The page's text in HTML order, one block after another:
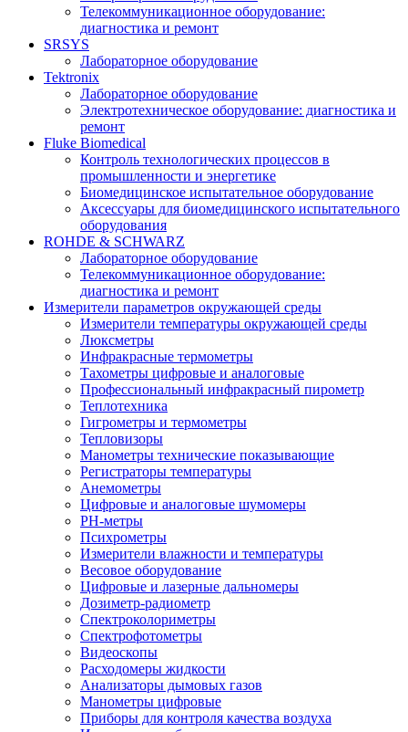
Телекоммуникационное оборудование:
диагностика и ремонт
SRSYS
Лабораторное оборудование
Tektronix
Лабораторное оборудование
Электротехническое оборудование: диагностика и
ремонт
Fluke Biomedical
Контроль технологических процессов в
промышленности и энергетике
Биомедицинское испытательное оборудование
Аксессуары для биомедицинского испытательного
оборудования
ROHDE & SCHWARZ
Лабораторное оборудование
Телекоммуникационное оборудование:
диагностика и ремонт
Измерители параметров окружающей среды
Измерители температуры окружающей среды
Люксметры
Инфракрасные термометры
Тахометры цифровые и аналоговые
Профессиональный инфракрасный пирометр
Теплотехника
Гигрометры и термометры
Тепловизоры
Манометры технические показывающие
Регистраторы температуры
Анемометры
Цифровые и аналоговые шумомеры
PH-метры
Психрометры
Измерители влажности и температуры
Весовое оборудование
Цифровые и лазерные дальномеры
Дозиметр-радиометр
Спектроколориметры
Спектрофотометры
Видеоскопы
Расходомеры жидкости
Анализаторы дымовых газов
Манометры цифровые
Приборы для контроля качества воздуха